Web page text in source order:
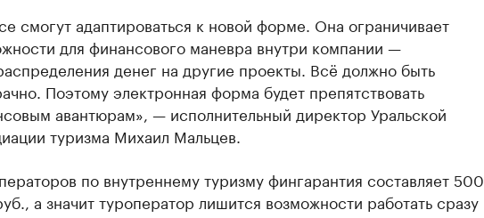
смогут адаптироваться к новой форме. Она ограничивает
для финансового маневра внутри компании —
денег на другие проекты. Всё должно быть
Поэтому электронная форма будет препятствовать
авантюрам», — исполнительный директор Уральской
туризма Михаил Мальцев.
по внутреннему туризму фингарантия составляет 500
а значит туроператор лишится возможности работать сразу